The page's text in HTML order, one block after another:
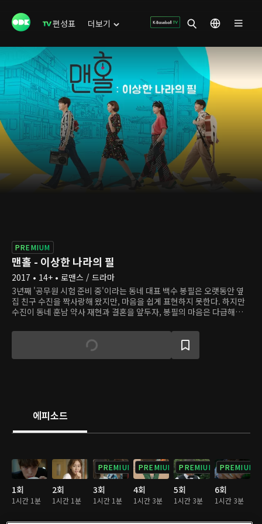
편성표 더보기
PREMIUM
맨홀 - 이상한 나라의 필
2017 • 14+ • 로맨스 / 드라마
3년째 '공무원 시험 준비 중'이라는 동네 대표 백수 봉필은 오랫동안 옆
집 친구 수진을 짝사랑해 왔지만, 마음을 쉽게 표현하지 못한다. 하지만
수진이 동네 훈남 약사 재현과 결혼을 앞두자, 봉필의 마음은 다급해진
홀의 도움을 받아 현재와 과거를 오간다. 하지만 시간 여행을 할 때마다
자신이 만든 작은 변화가 예상치 못한 방식으로 자신의 삶을 바꿨음을 깨
닫는다. 봉필은 과연 수진의 마음을 얻고 부끄럽지 않은 삶을 살 수 있을
에피소드
1회
1시간 1분
2회
1시간 1분
PREMIUM
3회
1시간 1분
PREMIUM
4회
1시간 3분
PREMIUM
5회
1시간 3분
PREMIUM
6회
1시간 3분